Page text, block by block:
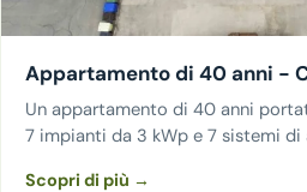
Appartamento di 40 anni -
Un appartamento di 40 anni
7 impianti da 3 kWp e 7 sistemi di
Scopri di più →